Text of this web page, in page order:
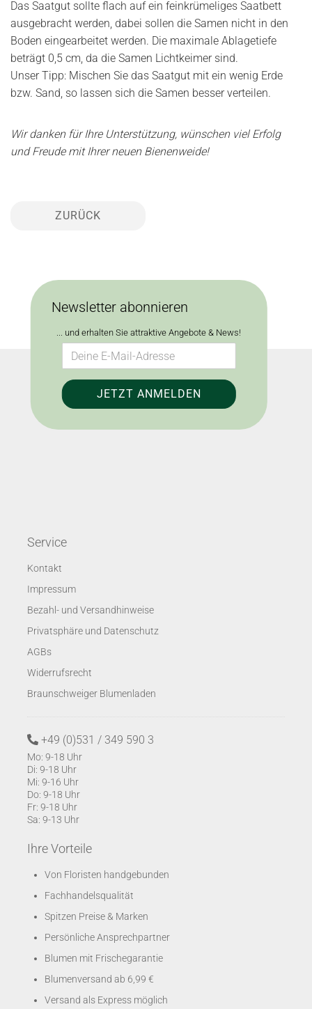
Das Saatgut sollte flach auf ein feinkrümeliges Saatbett
ausgebracht werden, dabei sollen die Samen nicht in den
Boden eingearbeitet werden. Die maximale Ablagetiefe
beträgt 0,5 cm, da die Samen Lichtkeimer sind.
Unser Tipp: Mischen Sie das Saatgut mit ein wenig Erde
bzw. Sand, so lassen sich die Samen besser verteilen.
Wir danken für Ihre Unterstützung, wünschen viel Erfolg
und Freude mit Ihrer neuen Bienenweide!
ZURÜCK
Newsletter abonnieren
... und erhalten Sie attraktive Angebote & News!
Service
Kontakt
Impressum
Bezahl- und Versandhinweise
Privatsphäre und Datenschutz
AGBs
Widerrufsrecht
Braunschweiger Blumenladen
+49 (0)531 / 349 590 3
Mo: 9-18 Uhr
Di: 9-18 Uhr
Mi: 9-16 Uhr
Do: 9-18 Uhr
Fr: 9-18 Uhr
Sa: 9-13 Uhr
Ihre Vorteile
Von Floristen handgebunden
Fachhandelsqualität
Spitzen Preise & Marken
Persönliche Ansprechpartner
Blumen mit Frischegarantie
Blumenversand ab 6,99 €
Versand als Express möglich